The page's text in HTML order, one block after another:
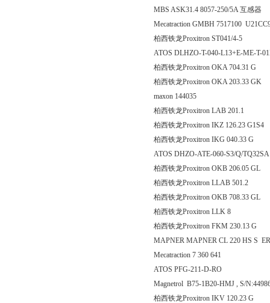
MBS ASK31.4 8057-250/5A 互感器
Mecatraction GMBH 7517100
柏西铁龙Proxitron
ATOS DLHZO-T-040-L13+E-ME-T-
柏西铁龙Proxitron OKA
柏西铁龙Proxitron OKA
maxon 144035
柏西铁龙Proxitron LAB
柏西铁龙Proxitron IKZ
柏西铁龙Proxitron IKG
ATOS DHZO-ATE-060-S3/Q/
柏西铁龙Proxitron OKB
柏西铁龙Proxitron LLAB
柏西铁龙Proxitron OKB
柏西铁龙Proxitron
柏西铁龙Proxitron FKM
MAPNER MAPNER CL 220 HS S
Mecatraction 7 360 641
ATOS PFG-211-D-RO
Magnetrol B75-1B20-HMJ , S/
柏西铁龙Proxitron IKV